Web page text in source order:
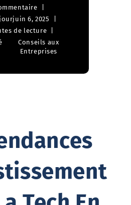
juin 6, 2025
de lecture
Conseils aux
Entreprises